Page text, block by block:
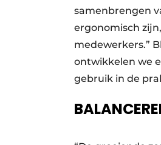
samenbrengen
ergonomisch
medewerkers.”
ontwikkelen we
gebruik in de